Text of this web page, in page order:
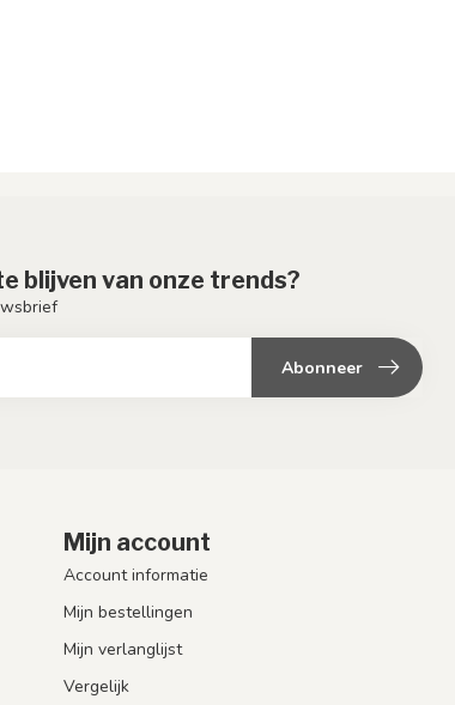
blijven van onze trends?
Abonneer
Mijn account
Account informatie
Mijn bestellingen
Mijn verlanglijst
Vergelijk